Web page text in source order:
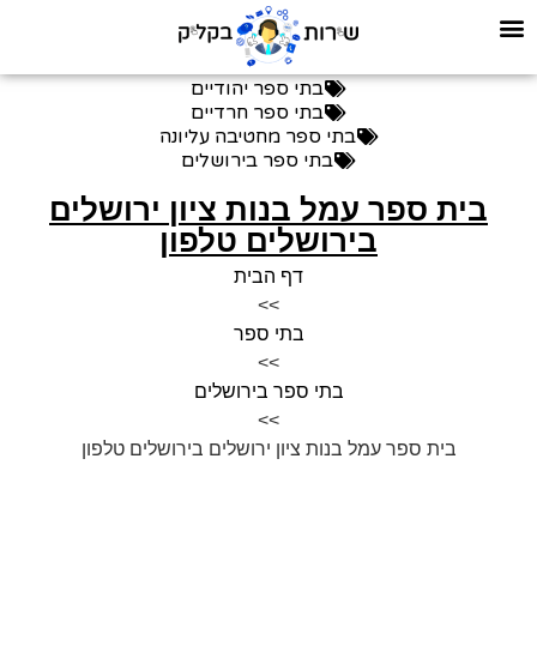
בתי ספר יהודיים
בתי ספר חרדיים
בתי ספר מחטיבה עליונה
בתי ספר בירושלים
בית ספר עמל בנות ציון ירושלים
בירושלים טלפון
דף הבית
>>
בתי ספר
>>
בתי ספר בירושלים
>>
בית ספר עמל בנות ציון ירושלים בירושלים טלפון